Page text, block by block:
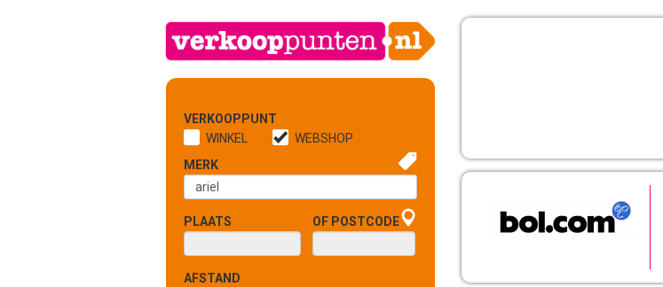
VERKOOPPUNT
WINKEL
WEBSHOP
MERK
PLAATS OF POSTCODE
AFSTAND